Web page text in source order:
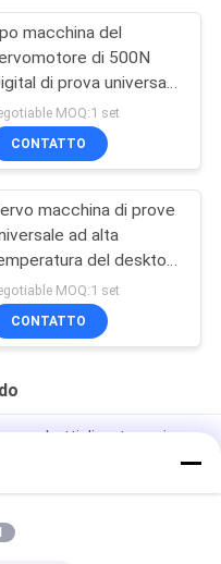
macchina del
di 500N
di prova universale
resistenza alla trazione
tessuto
MOQ:1 set
CONTATTO
macchina di prove
ad alta
del desktop
MOQ:1 set
CONTATTO
per bottiglie e tazze in
da banco a colonna